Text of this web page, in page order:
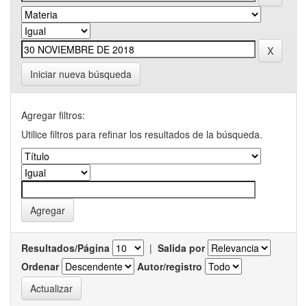
Iniciar nueva búsqueda
Agregar filtros:
Utilice filtros para refinar los resultados de la búsqueda.
Resultados/Página | Salida por
Ordenar
Autor/registro